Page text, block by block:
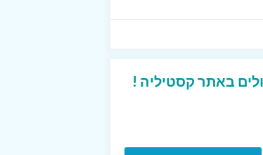
באתר קסטיליה !